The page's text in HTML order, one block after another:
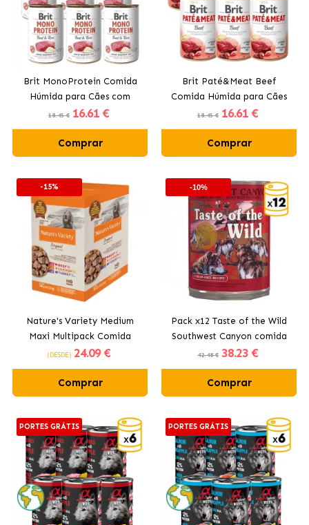
Brit MonoProtein Comida
Húmida para Cães com
Carne de Vaca e Arroz
18.45 € 16.61 €
Comprar
Brit Paté&Meat Beef
Comida Húmida para Cães
com Carne de Vaca
18.45 € 16.61 €
Comprar
-15%
Nature's Variety Medium
Maxi Multipack Comida
Húmida para Cães com
(DESDE) 24.09 €
Comprar
-10%
Pack x12 Taste of the Wild
Southwest Canyon comida
húmida para cães (Latas)
42.48 € 38.23 €
Comprar
PORTES GRÁTIS PORTES GRÁTIS